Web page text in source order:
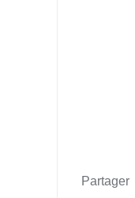
Partager